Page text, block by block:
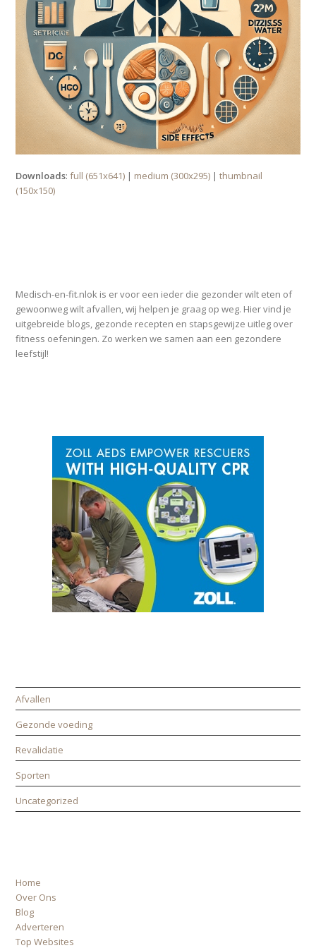
Downloads:full (651x641) | medium (300x295) |thumbnail
(150x150)
Medisch-en-fit.nlok is er voor een ieder die gezonder wilt eten of
gewoonweg wilt afvallen, wij helpen je graag op weg. Hier vind je
uitgebreide blogs, gezonde recepten en stapsgewijze uitleg over
fitness oefeningen. Zo werken we samen aan een gezondere
leefstijl!
Afvallen
Gezonde voeding
Revalidatie
Sporten
Uncategorized
Home
Over Ons
Blog
Adverteren
Top Websites